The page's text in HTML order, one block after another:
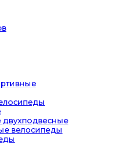
двухподвесные
велосипеды